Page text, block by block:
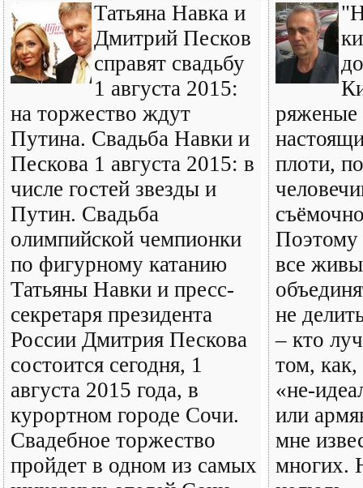
Татьяна Навка и
Дмитрий Песков
справят свадьбу
1 августа 2015:
на торжество ждут
Путина. Свадьба Навки и
Пескова 1 августа 2015: в
числе гостей звезды и
Путин. Свадьба
олимпийской чемпионки
по фигурному катанию
Татьяны Навки и пресс-
секретаря президента
России Дмитрия Пескова
состоится сегодня, 1
августа 2015 года, в
курортном городе Сочи.
Свадебное торжество
пройдет в одном из самых
ряженые
плоти,
Поэтому
все
не
– кто
том, как,
«не-
или
мне
многих.